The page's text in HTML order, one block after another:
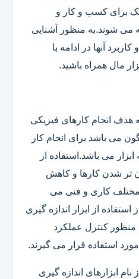
برای کسب و کار و
می شوند.به منظور آشنایی
آنها در ادامه با
مال همراه باشید.
انجام کارهای فیزیکی
می باشد برای انجام کار
می باشد.استفاده از
تر شدن کارها و کاهش
کاری و فنی می
از ابزار اندازه گیری
کنترل عملکرد
استفاده قرار می گیرند.
ابزارهای اندازه گیری